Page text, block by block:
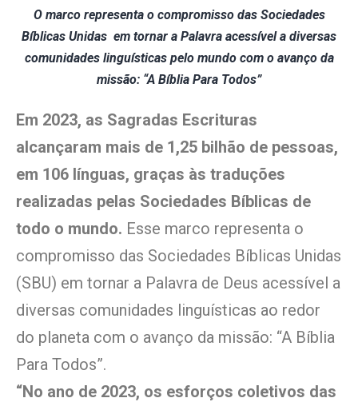
O marco representa o compromisso das Sociedades
Bíblicas Unidas em tornar a Palavra acessível a diversas
comunidades linguísticas pelo mundo com o avanço da
missão: “A Bíblia Para Todos”
Em 2023, as Sagradas Escrituras
alcançaram mais de 1,25 bilhão de pessoas,
em 106 línguas, graças às traduções
realizadas pelas Sociedades Bíblicas de
todo o mundo. Esse marco representa o
compromisso das Sociedades Bíblicas Unidas
(SBU) em tornar a Palavra de Deus acessível a
diversas comunidades linguísticas ao redor
do planeta com o avanço da missão: “A Bíblia
Para Todos”.
“No ano de 2023, os esforços coletivos das